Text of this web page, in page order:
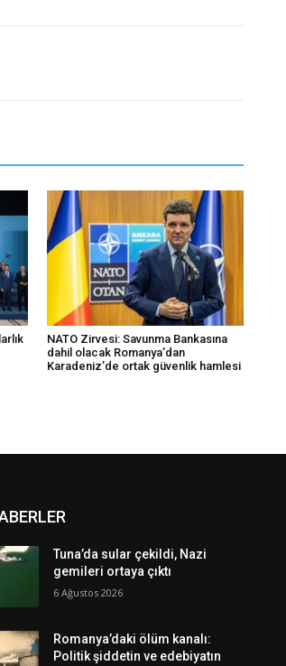
NATO Zirvesi: Savunma Bankasına
dahil olacak Romanya’dan
Karadeniz’de ortak güvenlik hamlesi
Tuna’da sular çekildi, Nazi
gemileri ortaya çıktı
6 Ağustos 2026
Romanya’daki ölüm kanalı:
Politik şiddetin ve edebiyatın